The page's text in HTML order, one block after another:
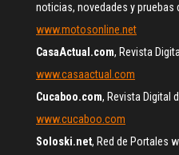
noticias, novedades y pruebas
www.motosonline.net
CasaActual.com, Revista
www.casaactual.com
Cucaboo.com, Revista Digital
www.cucaboo.com
Soloski.net, Red de Portales